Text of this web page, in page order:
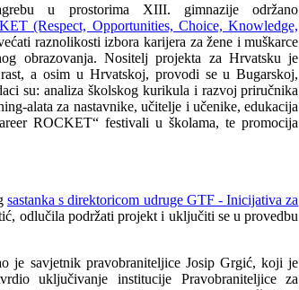
u prostorima XIII. gimnazije održano
(Respect, Opportunities, Choice, Knowledge,
raznolikosti izbora karijera za žene i muškarce
obrazovanja. Nositelj projekta za Hrvatsku je
a osim u Hrvatskoj, provodi se u Bugarskoj,
su: analiza školskog kurikula i razvoj priručnika
alata za nastavnike, učitelje i učenike, edukacija
ROCKET“ festivali u školama, te promocija
sastanka s direktoricom udruge GTF - Inicijativa za
odlučila podržati projekt i uključiti se u provedbu
je savjetnik pravobraniteljice Josip Grgić, koji je
uključivanje institucije Pravobraniteljice za